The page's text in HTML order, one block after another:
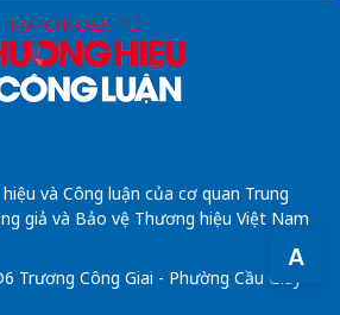
A
và Công luận của cơ quan Trung
giả và Bảo vệ Thương hiệu Việt Nam
Trương Công Giai - Phường Cầu Giấy -